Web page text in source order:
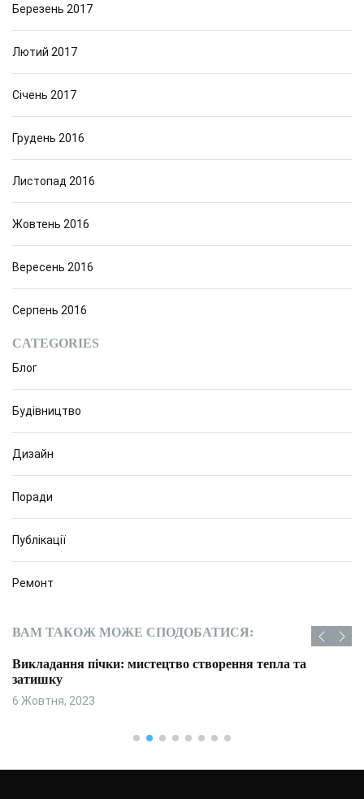
Березень 2017
Лютий 2017
Січень 2017
Грудень 2016
Листопад 2016
Жовтень 2016
Вересень 2016
Серпень 2016
CATEGORIES
Блог
Будівництво
Дизайн
Поради
Публікації
Ремонт
ВАМ ТАКОЖ МОЖЕ СПОДОБАТИСЯ:
Викладання пічки: мистецтво створення тепла та
затишку
6 Жовтня, 2023